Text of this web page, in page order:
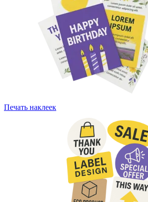
Печать наклеек